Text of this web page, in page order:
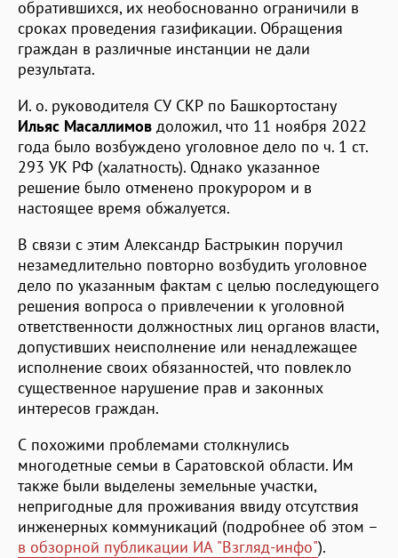
обратившихся, их необоснованно ограничили в
сроках проведения газификации. Обращения
граждан в различные инстанции не дали
результата.
И. о. руководителя СУ СКР по Башкортостану
Ильяс Масаллимов доложил, что 11 ноября 2022
года было возбуждено уголовное дело по ч. 1 ст.
293 УК РФ (халатность). Однако указанное
решение было отменено прокурором и в
настоящее время обжалуется.
В связи с этим Александр Бастрыкин поручил
незамедлительно повторно возбудить уголовное
дело по указанным фактам с целью последующего
решения вопроса о привлечении к уголовной
ответственности должностных лиц органов власти,
допустивших неисполнение или ненадлежащее
исполнение своих обязанностей, что повлекло
существенное нарушение прав и законных
интересов граждан.
С похожими проблемами столкнулись
многодетные семьи в Саратовской области. Им
также были выделены земельные участки,
непригодные для проживания ввиду отсутствия
инженерных коммуникаций (подробнее об этом –
в обзорной публикации ИА "Взгляд-инфо").